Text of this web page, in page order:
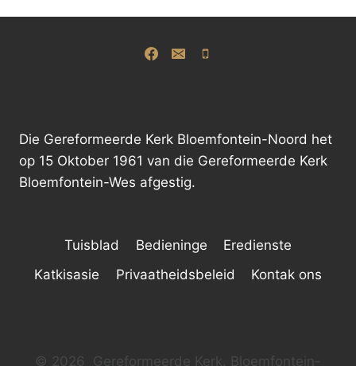
Die Gereformeerde Kerk Bloemfontein-Noord het
op 15 Oktober 1961 van die Gereformeerde Kerk
Bloemfontein-Wes afgestig.
Tuisblad Bedieninge
Eredienste
Katkisasie
Privaatheidsbeleid Kontak ons
© 2026 Gereformeerde Kerk, Bloemfontein-